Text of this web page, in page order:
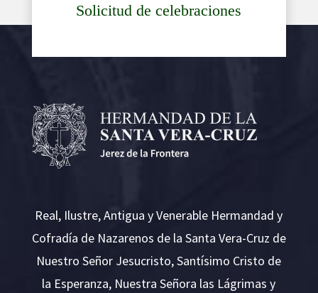
Solicitud de celebraciones
Real, Ilustre, Antigua y Venerable Hermandad y
Cofradía de Nazarenos de la Santa Vera-Cruz de
Nuestro Señor Jesucristo, Santísimo Cristo de
la Esperanza, Nuestra Señora las Lágrimas y